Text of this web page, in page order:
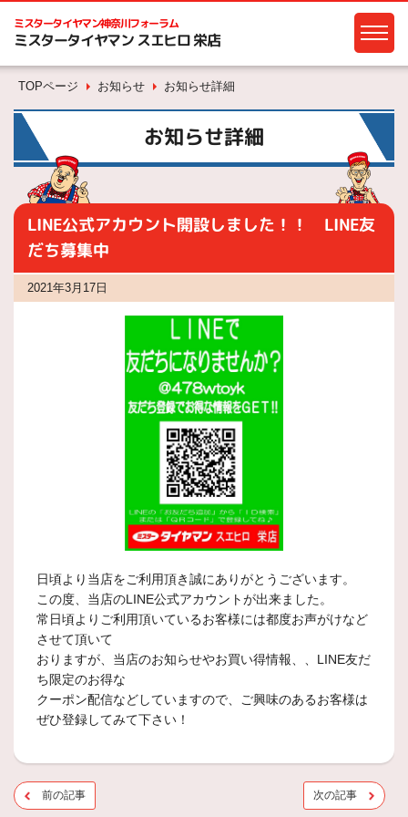
ミスタータイヤマン神奈川フォーラム
ミスタータイヤマン スエヒロ 栄店
TOPページ お知らせ お知らせ詳細
お知らせ詳細
LINE公式アカウント開設しました！！ LINE友
だち募集中
2021年3月17日
日頃より当店をご利用頂き誠にありがとうございます。
この度、当店のLINE公式アカウントが出来ました。
常日頃よりご利用頂いているお客様には都度お声がけなど
させて頂いて
おりますが、当店のお知らせやお買い得情報、、LINE友だ
ち限定のお得な
クーポン配信などしていますので、ご興味のあるお客様は
ぜひ登録してみて下さい！
前の記事 次の記事